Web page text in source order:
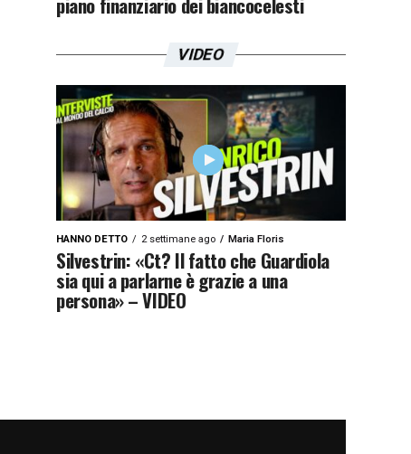
VIDEO
HANNO DETTO 2 settimane ago Maria Floris
Silvestrin: «Ct? Il fatto che Guardiola
sia qui a parlarne è grazie a una
persona» – VIDEO